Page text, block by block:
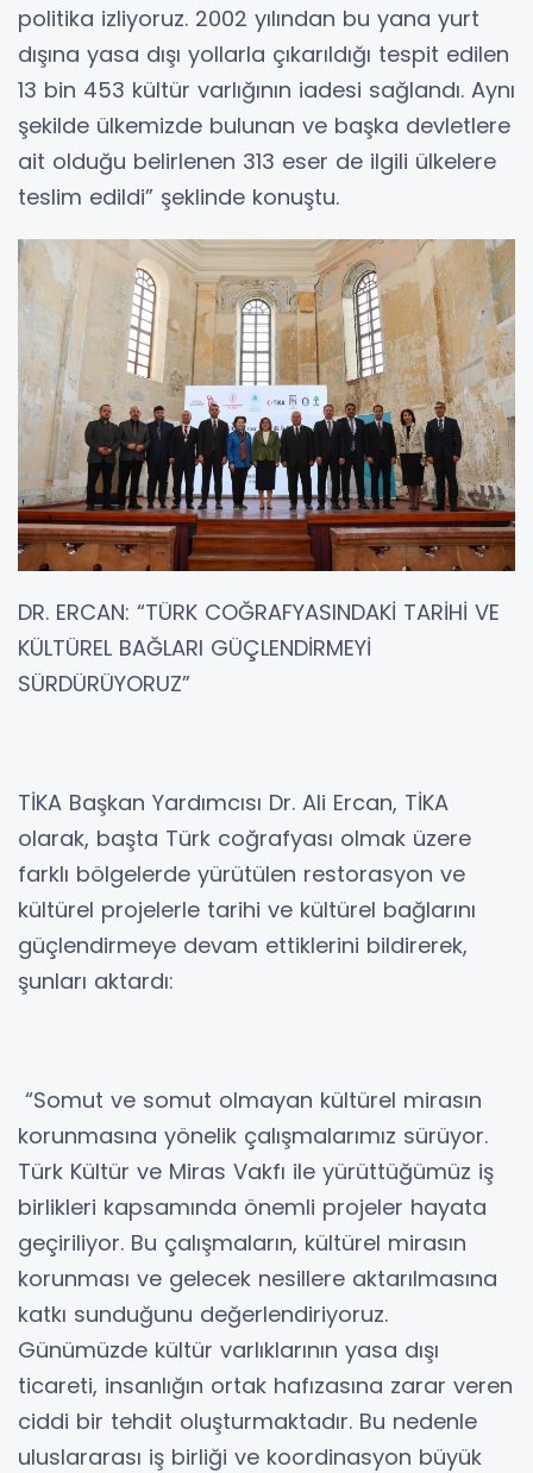
politika izliyoruz. 2002 yılından bu yana yurt
dışına yasa dışı yollarla çıkarıldığı tespit edilen
13 bin 453 kültür varlığının iadesi sağlandı. Aynı
şekilde ülkemizde bulunan ve başka devletlere
ait olduğu belirlenen 313 eser de ilgili ülkelere
teslim edildi” şeklinde konuştu.
DR. ERCAN: “TÜRK COĞRAFYASINDAKİ TARİHİ VE
KÜLTÜREL BAĞLARI GÜÇLENDİRMEYİ
SÜRDÜRÜYORUZ”
TİKA Başkan Yardımcısı Dr. Ali Ercan, TİKA
olarak, başta Türk coğrafyası olmak üzere
farklı bölgelerde yürütülen restorasyon ve
kültürel projelerle tarihi ve kültürel bağlarını
güçlendirmeye devam ettiklerini bildirerek,
şunları aktardı:
“Somut ve somut olmayan kültürel mirasın
korunmasına yönelik çalışmalarımız sürüyor.
Türk Kültür ve Miras Vakfı ile yürüttüğümüz iş
birlikleri kapsamında önemli projeler hayata
geçiriliyor. Bu çalışmaların, kültürel mirasın
korunması ve gelecek nesillere aktarılmasına
katkı sunduğunu değerlendiriyoruz.
Günümüzde kültür varlıklarının yasa dışı
ticareti, insanlığın ortak hafızasına zarar veren
ciddi bir tehdit oluşturmaktadır. Bu nedenle
uluslararası iş birliği ve koordinasyon büyük